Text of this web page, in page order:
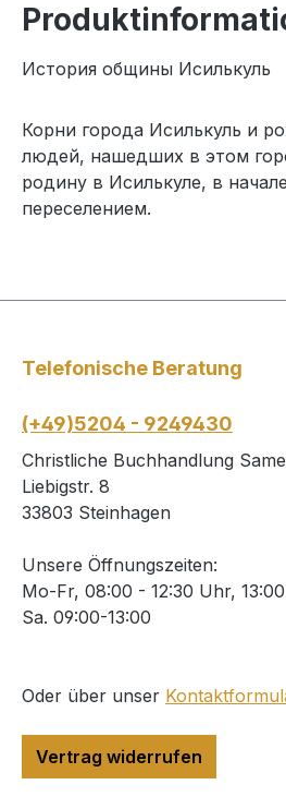
История общины Исилькуль
Корни города Исилькуль и
людей, нашедших в этом
родину в Исилькуле, в
переселением.
Telefonische Beratung
(+49)5204 - 9249430
Christliche Buchhandlung
Liebigstr. 8
33803 Steinhagen
Unsere Öffnungszeiten:
Mo-Fr, 08:00 - 12:30 Uhr,
Sa. 09:00-13:00
Oder über unser
Vertrag widerrufen